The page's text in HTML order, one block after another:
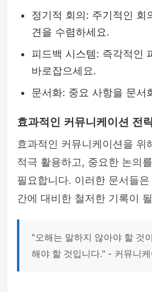
정기적 회의: 주기적인 회
견을 수렴하세요.
피드백 시스템: 즉각적인
바로잡으세요.
문서화: 중요 사항을 문서
효과적인 커뮤니케이션 전
효과적인 커뮤니케이션을 위
적극 활용하고, 중요한 논의
필요합니다. 이러한 문서들
간에 대비한 철저한 기록이
"오해는 말하지 않아야 할 것
해야 할 것입니다." - 커뮤니